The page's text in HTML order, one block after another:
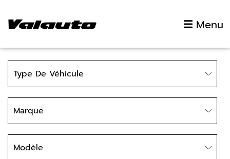
Menu
Type De Véhicule
Marque
Modèle